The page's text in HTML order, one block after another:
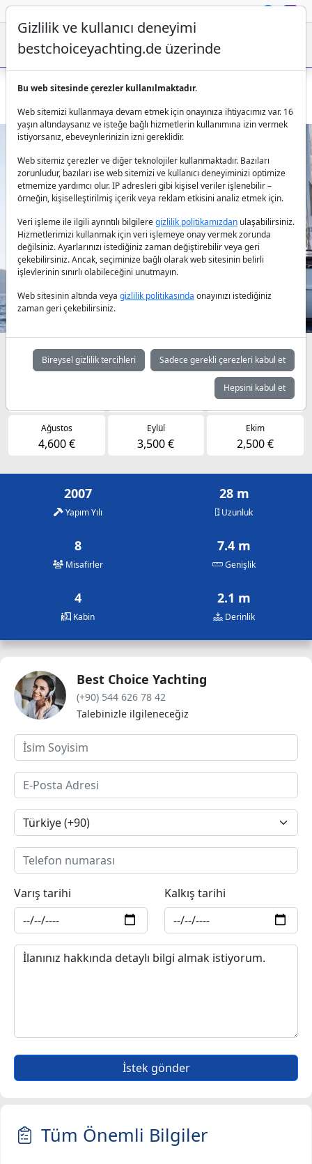
Bodrum’da 4 kabinli Gulet Arabella’yı kiralayın
Previous Next
Müsaitlik durumuna göre günlük fiyatlar
Temmuz
4,600 €
Ağustos
4,600 €
Eylül
3,500 €
Ekim
2,500 €
2007
Yapım Yılı
28 m
Uzunluk
8
Misafirler
7.4 m
Genişlik
4
Kabin
2.1 m
Derinlik
Best Choice Yachting
(+90) 544 626 78 42
Talebinizle ilgileneceğiz
Varış tarihi Kalkış tarihi
İstek gönder
Tüm Önemli Bilgiler
Gizlilik ve kullanıcı deneyimi
bestchoiceyachting.de üzerinde
Bu web sitesinde çerezler kullanılmaktadır.
Web sitemizi kullanmaya devam etmek için onayınıza ihtiyacımız var. 16
yaşın altındaysanız ve isteğe bağlı hizmetlerin kullanımına izin vermek
istiyorsanız, ebeveynlerinizin izni gereklidir.
Web sitemiz çerezler ve diğer teknolojiler kullanmaktadır. Bazıları
zorunludur, bazıları ise web sitemizi ve kullanıcı deneyiminizi optimize
etmemize yardımcı olur. IP adresleri gibi kişisel veriler işlenebilir –
örneğin, kişiselleştirilmiş içerik veya reklam etkisini analiz etmek için.
Veri işleme ile ilgili ayrıntılı bilgileregizlilik politikamızdan ulaşabilirsiniz.
Hizmetlerimizi kullanmak için veri işlemeye onay vermek zorunda
değilsiniz. Ayarlarınızı istediğiniz zaman değiştirebilir veya geri
çekebilirsiniz. Ancak, seçiminize bağlı olarak web sitesinin belirli
işlevlerinin sınırlı olabileceğini unutmayın.
Web sitesinin altında veya gizlilik politikasında onayınızı istediğiniz
zaman geri çekebilirsiniz.
Bireysel gizlilik tercihleri Sadece gerekli çerezleri kabul et
Hepsini kabul et